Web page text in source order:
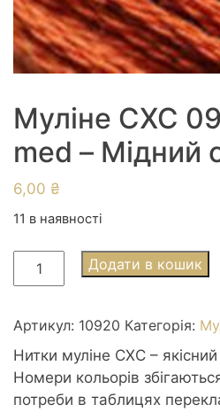
Муліне СХС
med – Мідний
6,00 ₴
11 в наявності
Муліне
СХС
Copper
med
-
Мідний
середній
Додати в кошик
Артикул: 10920 Категорія:
Нитки муліне СХС –
Номери кольорів
потреби в таблицях